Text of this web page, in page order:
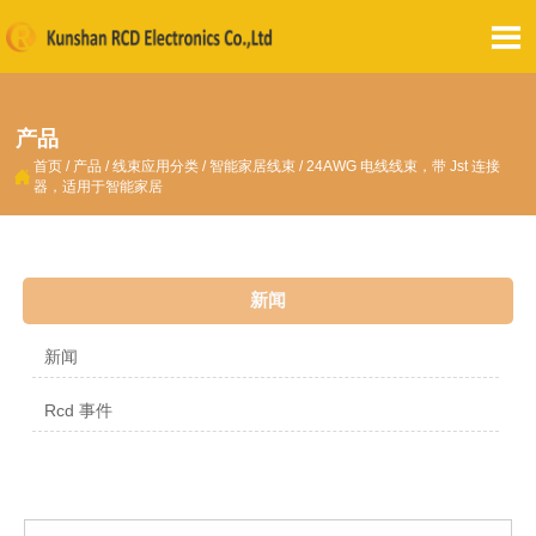

产品
 首页 / 产品 /线束应用分类 /智能家居线束 /24AWG 电线线束，带 Jst 连接
器，适用于智能家居
新闻
新闻
Rcd 事件